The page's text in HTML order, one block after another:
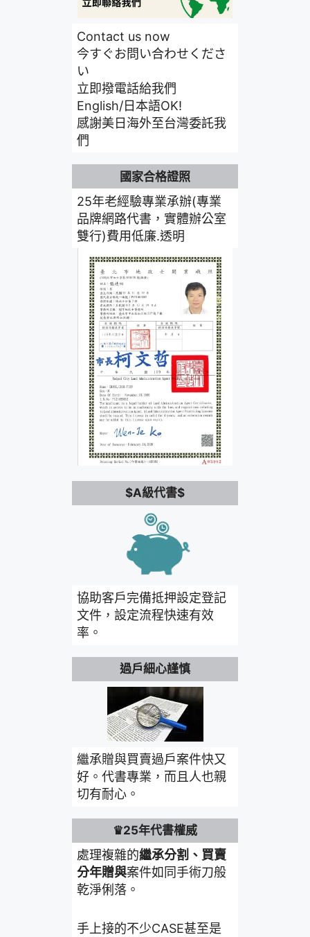
Contact us now
今すぐお問い合わせくださ
い
立即撥電話給我們
English/日本語OK!
感謝美日海外至台灣委託我
們
國家合格證照
25年老經驗專業承辦(專業
品牌網路代書，實體辦公室
雙行)費用低廉.透明
$A級代書$
協助客戶完備抵押設定登記
文件，設定流程快速有效
率。
過戶細心謹慎
繼承贈與買賣過戶案件快又
好。代書專業，而且人也親
切有耐心。
♛25年代書權威
處理複雜的繼承分割、買賣
分年贈與案件如同手術刀般
乾淨俐落。
手上接的不少CASE甚至是